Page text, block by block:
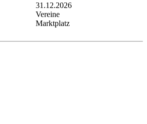
31.12.2026
Vereine
Marktplatz